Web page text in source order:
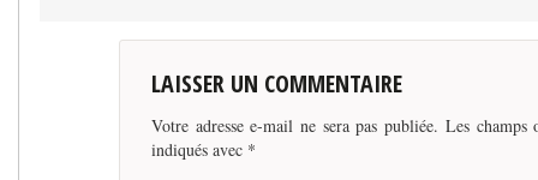
LAISSER UN COMMENTAIRE
Votre adresse e-mail ne sera pas publiée. Les champs
indiqués avec *